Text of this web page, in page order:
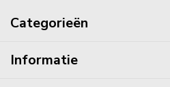
Categorieën
Informatie